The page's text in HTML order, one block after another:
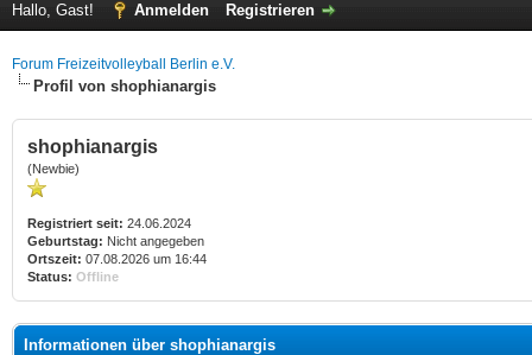
Hallo, Gast! Anmelden Registrieren
Forum Freizeitvolleyball Berlin e.V.
Profil von shophianargis
shophianargis
(Newbie)
Registriert seit: 24.06.2024
Geburtstag: Nicht angegeben
Ortszeit: 07.08.2026 um 16:44
Status: Offline
Informationen über shophianargis